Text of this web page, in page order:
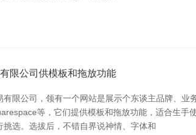
限公司供模板和拖放功能
限公司，领有一个网站是展示个东谈主品牌、
等，它们提供模板和拖放功能，适合生
选。选拔后，不错自界说神情、字体和